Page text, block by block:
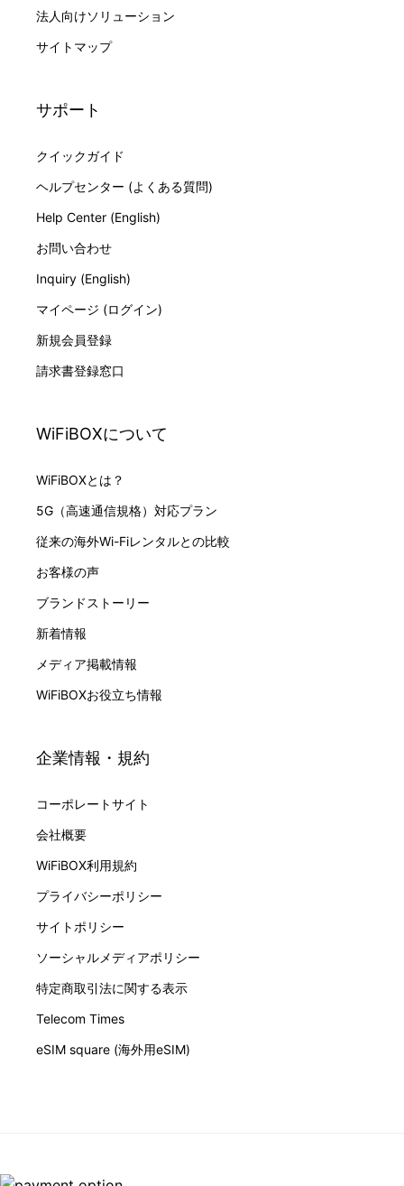
法人向けソリューション
サイトマップ
サポート
クイックガイド
ヘルプセンター (よくある質問)
Help Center (English)
お問い合わせ
Inquiry (English)
マイページ (ログイン)
新規会員登録
請求書登録窓口
WiFiBOXについて
WiFiBOXとは？
5G（高速通信規格）対応プラン
従来の海外Wi-Fiレンタルとの比較
お客様の声
ブランドストーリー
新着情報
メディア掲載情報
WiFiBOXお役立ち情報
企業情報・規約
コーポレートサイト
会社概要
WiFiBOX利用規約
プライバシーポリシー
サイトポリシー
ソーシャルメディアポリシー
特定商取引法に関する表示
Telecom Times
eSIM square (海外用eSIM)